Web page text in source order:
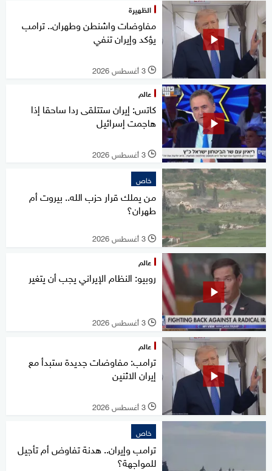
الظهيرة
مفاوضات واشنطن وطهران.. ترامب
يؤكد وإيران تنفي
l 3 أغسطس 2026
عالم
كاتس: إيران ستتلقى ردا ساحقا إذا
هاجمت إسرائيل
l 3 أغسطس 2026
خاص
من يملك قرار حزب الله.. بيروت أم
طهران؟
l 3 أغسطس 2026
عالم
روبيو: النظام الإيراني يجب أن يتغير
l 3 أغسطس 2026
عالم
ترامب: مفاوضات جديدة ستبدأ مع
إيران الاثنين
l 3 أغسطس 2026
خاص
ترامب وإيران.. هدنة تفاوض أم تأجيل
للمواجهة؟